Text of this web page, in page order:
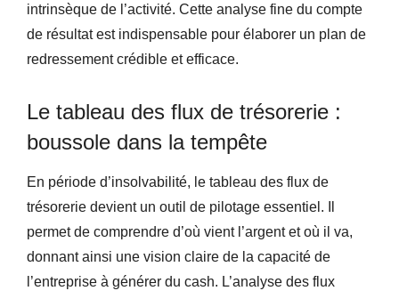
intrinsèque de l’activité. Cette analyse fine du compte
de résultat est indispensable pour élaborer un plan de
redressement crédible et efficace.
Le tableau des flux de trésorerie :
boussole dans la tempête
En période d’insolvabilité, le tableau des flux de
trésorerie devient un outil de pilotage essentiel. Il
permet de comprendre d’où vient l’argent et où il va,
donnant ainsi une vision claire de la capacité de
l’entreprise à générer du cash. L’analyse des flux